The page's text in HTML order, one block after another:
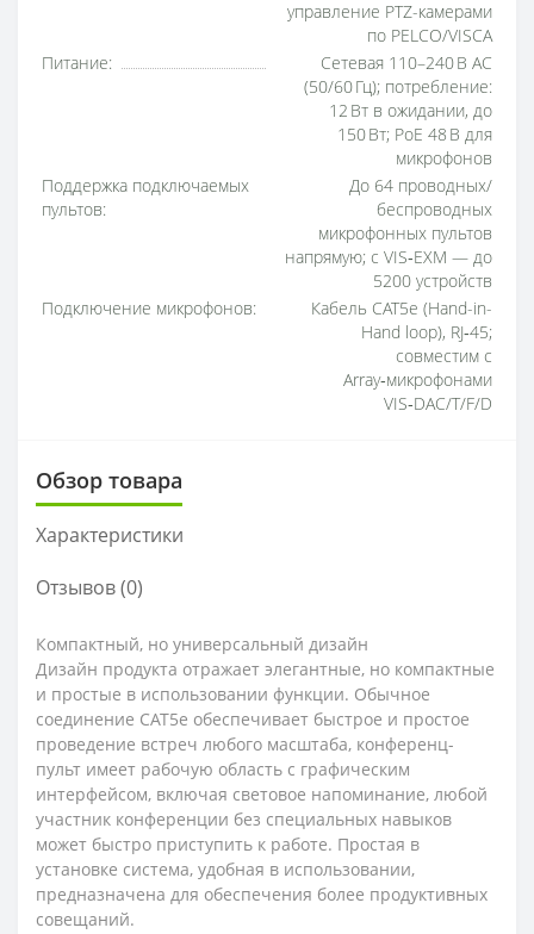
управление PTZ-камерами
по PELCO/VISCA
Питание:
Сетевая 110–240 В AC
(50/60 Гц); потребление:
12 Вт в ожидании, до
150 Вт; PoE 48 В для
микрофонов
Поддержка подключаемых
пультов:
До 64 проводных/
беспроводных
микрофонных пультов
напрямую; с VIS‑EXM — до
5200 устройств
Подключение микрофонов:
Кабель CAT5e (Hand-in-
Hand loop), RJ‑45;
совместим с
Array‑микрофонами
VIS‑DAC/T/F/D
Обзор товара
Характеристики
Отзывов (0)
Компактный, но универсальный дизайн
Дизайн продукта отражает элегантные, но компактные
и простые в использовании функции. Обычное
соединение CAT5e обеспечивает быстрое и простое
проведение встреч любого масштаба, конференц-
пульт имеет рабочую область с графическим
интерфейсом, включая световое напоминание, любой
участник конференции без специальных навыков
может быстро приступить к работе. Простая в
установке система, удобная в использовании,
предназначена для обеспечения более продуктивных
совещаний.